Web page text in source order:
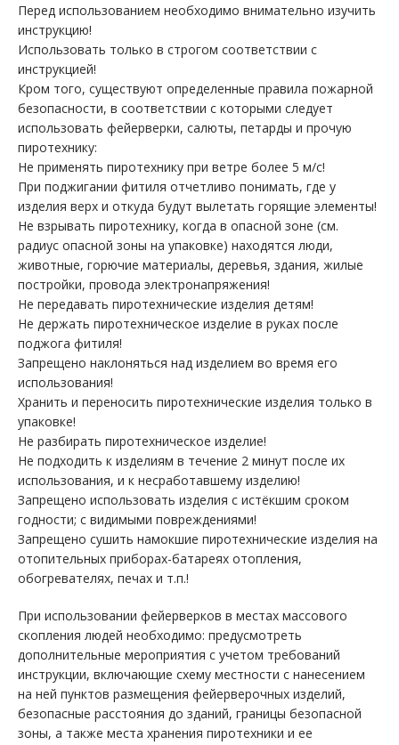
Перед использованием необходимо внимательно изучить
инструкцию!
Использовать только в строгом соответствии с
инструкцией!
Кром того, существуют определенные правила пожарной
безопасности, в соответствии с которыми следует
использовать фейерверки, салюты, петарды и прочую
пиротехнику:
Не применять пиротехнику при ветре более 5 м/с!
При поджигании фитиля отчетливо понимать, где у
изделия верх и откуда будут вылетать горящие элементы!
Не взрывать пиротехнику, когда в опасной зоне (см.
радиус опасной зоны на упаковке) находятся люди,
животные, горючие материалы, деревья, здания, жилые
постройки, провода электронапряжения!
Не передавать пиротехнические изделия детям!
Не держать пиротехническое изделие в руках после
поджога фитиля!
Запрещено наклоняться над изделием во время его
использования!
Хранить и переносить пиротехнические изделия только в
упаковке!
Не разбирать пиротехническое изделие!
Не подходить к изделиям в течение 2 минут после их
использования, и к несработавшему изделию!
Запрещено использовать изделия с истёкшим сроком
годности; с видимыми повреждениями!
Запрещено сушить намокшие пиротехнические изделия на
отопительных приборах-батареях отопления,
обогревателях, печах и т.п.!
При использовании фейерверков в местах массового
скопления людей необходимо: предусмотреть
дополнительные мероприятия с учетом требований
инструкции, включающие схему местности с нанесением
на ней пунктов размещения фейерверочных изделий,
безопасные расстояния до зданий, границы безопасной
зоны, а также места хранения пиротехники и ее